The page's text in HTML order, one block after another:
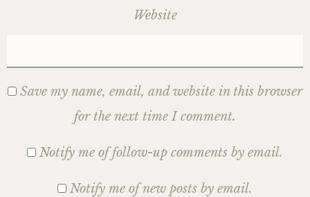
Website
Save my name, email, and website in this browser
for the next time I comment.
Notify me of follow-up comments by email.
Notify me of new posts by email.